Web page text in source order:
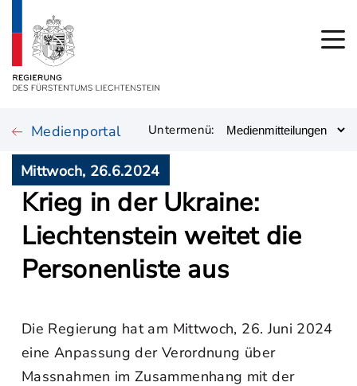
Medienportal Untermenü:
Mittwoch, 26.6.2024
Krieg in der Ukraine:
Liechtenstein weitet die
Personenliste aus
Die Regierung hat am Mittwoch, 26. Juni 2024
eine Anpassung der Verordnung über
Massnahmen im Zusammenhang mit der